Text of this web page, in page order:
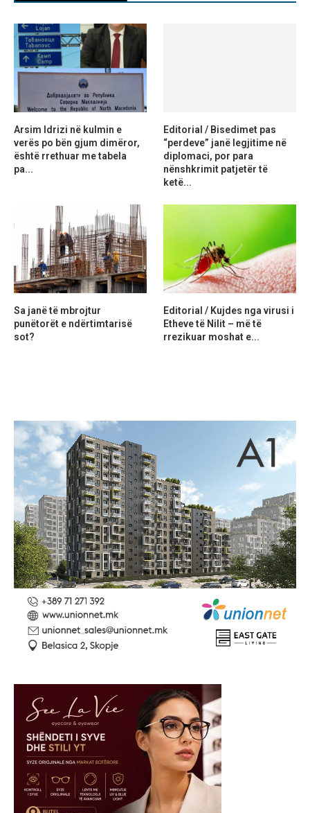
Arsim Idrizi në kulmin e
verës po bën gjum dimëror,
është rrethuar me tabela
pa...
Editorial / Bisedimet pas
“perdeve” janë legjitime në
diplomaci, por para
nënshkrimit patjetër të
ketë...
Sa janë të mbrojtur
punëtorët e ndërtimtarisë
sot?
Editorial / Kujdes nga virusi i
Etheve të Nilit – më të
rrezikuar moshat e...